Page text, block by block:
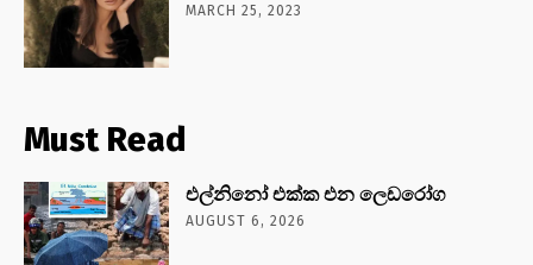
MARCH 25, 2023
Must Read
එල්නිනෝ එක්ක එන ලෙඩරෝග
AUGUST 6, 2026